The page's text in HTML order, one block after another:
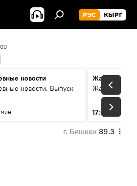
РУС КЫРГ
новости
новости. Выпуск
Жаңылыктар
17:01 5 мин
г. Бишкек 89.3